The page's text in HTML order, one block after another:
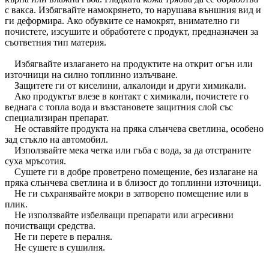
с вакса. Избягвайте намокрянето, то нарушава външния вид и
ги деформира. Ако обувките се намокрят, внимателно ги
почистете, изсушите и обработете с продукт, предназначен за
съответния тип материя.
Избягвайте излагането на продуктите на открит огън или
източници на силно топлинно излъчване.
Защитете ги от киселини, алкалоиди и други химикали.
Ако продуктът влезе в контакт с химикали, почистете го
веднага с топла вода и възстановете защитния слой със
специализиран препарат.
Не оставяйте продукта на пряка слънчева светлина, особено
зад стъкло на автомобил.
Използвайте мека четка или гъба с вода, за да отстраните
суха мръсотия.
Сушете ги в добре проветрено помещение, без излагане на
пряка слънчева светлина и в близост до топлинни източници.
Не ги съхранявайте мокри в затворено помещение или в
плик.
Не използвайте избелващи препарати или агресивни
почистващи средства.
Не ги перете в пералня.
Не сушете в сушилня.